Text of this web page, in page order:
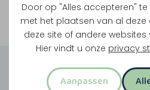
Door op "Alles accepteren"
met het plaatsen van al deze
deze site of andere websites
Hier vindt u onze privacy
Aanpassen
Bekijk onze
Groepsuitjes